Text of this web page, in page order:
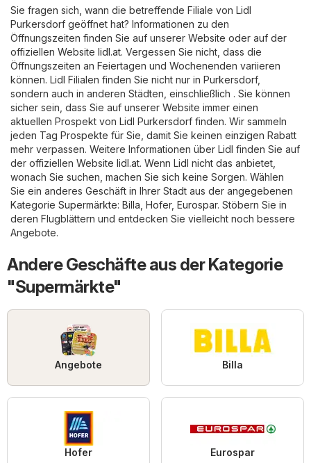
Sie fragen sich, wann die betreffende Filiale von Lidl
Purkersdorf geöffnet hat? Informationen zu den
Öffnungszeiten finden Sie auf unserer Website oder auf der
offiziellen Website lidl.at. Vergessen Sie nicht, dass die
Öffnungszeiten an Feiertagen und Wochenenden variieren
können. Lidl Filialen finden Sie nicht nur in Purkersdorf,
sondern auch in anderen Städten, einschließlich . Sie können
sicher sein, dass Sie auf unserer Website immer einen
aktuellen Prospekt von Lidl Purkersdorf finden. Wir sammeln
jeden Tag Prospekte für Sie, damit Sie keinen einzigen Rabatt
mehr verpassen. Weitere Informationen über Lidl finden Sie auf
der offiziellen Website lidl.at. Wenn Lidl nicht das anbietet,
wonach Sie suchen, machen Sie sich keine Sorgen. Wählen
Sie ein anderes Geschäft in Ihrer Stadt aus der angegebenen
Kategorie Supermärkte: Billa Hofer, Eurospar. Stöbern Sie in
deren Flugblättern und entdecken Sie vielleicht noch bessere
Angebote.
Andere Geschäfte aus der Kategorie
"Supermärkte"
Angebote Billa
Hofer Eurospar